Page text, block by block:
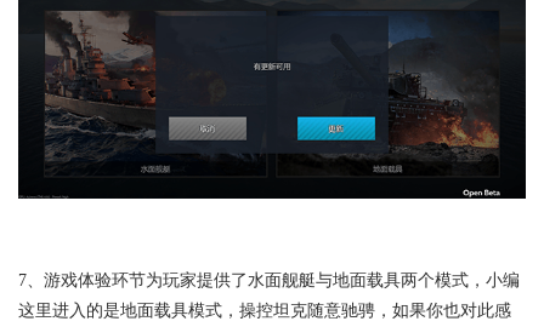
7、游戏体验环节为玩家提供了水面舰艇与地面载具两个模式，小编
这里进入的是地面载具模式，操控坦克随意驰骋，如果你也对此感